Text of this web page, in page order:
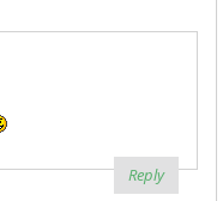
Reply